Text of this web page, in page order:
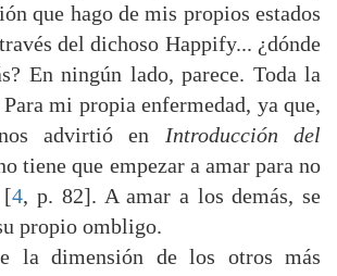
que hago de mis propios estados
del dichoso Happify... ¿dónde
En ningún lado, parece. Toda la
mi propia enfermedad, ya que,
advirtió en Introducción del
tiene que empezar a amar para no
[4, p. 82]. A amar a los demás, se
propio ombligo.
la dimensión de los otros más